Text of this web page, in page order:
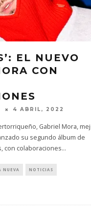
EL NUEVO
CON
4 ABRIL, 2022
Gabriel Mora,
su segundo álbum de
con colaboraciones...
NUEVA NOTICIAS